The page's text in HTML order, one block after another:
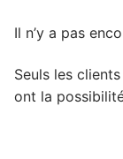
Il n’y a pas
Seuls les
ont la